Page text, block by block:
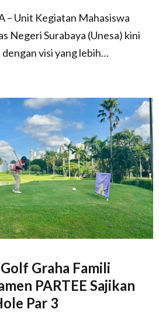
– Unit Kegiatan Mahasiswa
Negeri Surabaya (Unesa) kini
visi yang lebih…
Graha Famili
PARTEE Sajikan
Par 3